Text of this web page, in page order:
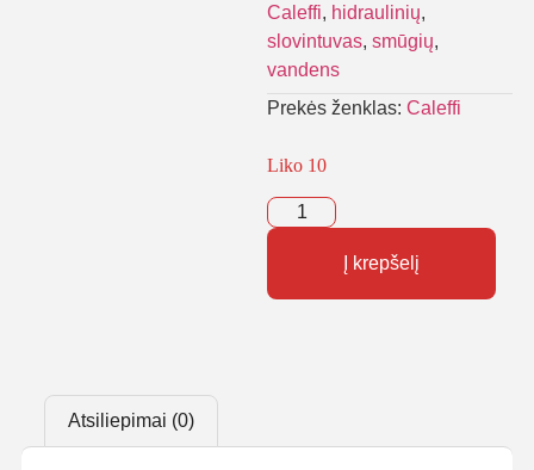
Caleffi, hidraulinių,
slovintuvas, smūgių,
vandens
Prekės ženklas: Caleffi
Liko 10
Į krepšelį
Atsiliepimai (0)